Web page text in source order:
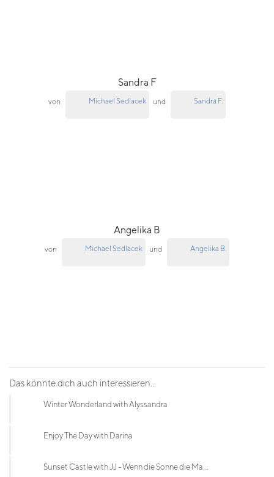
Sandra F
von Michael Sedlacek und Sandra F.
Angelika B
von Michael Sedlacek und Angelika B.
Das könnte dich auch interessieren...
Winter Wonderland with Alyssandra
Enjoy The Day with Darina
Sunset Castle with JJ - Wenn die Sonne die Ma...